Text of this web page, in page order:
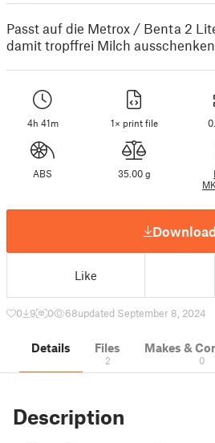
Passt auf die Metrox / Benta 2
damit tropffrei Milch
4h 41m 1× print file
ABS 35.00 g
Download
Like
0 9 0 68updated September 8, 2024
Details Files
2
Makes &
0
Description